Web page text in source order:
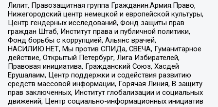
Лилит, Правозащитная группа Гражданин.Армия.Право,
Нижегородский центр немецкой и европейской культуры,
Центр гендерных исследований, Фонд защиты прав
граждан Штаб, Институт права и публичной политики,
Фонд борьбы с коррупцией, Альянс врачей,
НАСИЛИЮ.НЕТ, Мы против СПИДа, СВЕЧА, Гуманитарное
действие, Открытый Петербург, Лига Избирателей,
Правовая инициатива, Гражданский Союз, Хасдей
Ерушалаим, Центр поддержки и содействия развитию
средств массовой информации, Горячая Линия, В защиту
прав заключенных, Институт глобализации и социальных
движений, Центр социально-информационных инициатив